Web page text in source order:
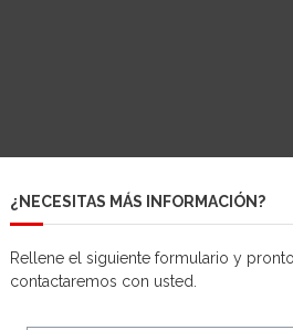
¿NECESITAS MÁS INFORMACIÓN?
Rellene el siguiente formulario y
contactaremos con usted.